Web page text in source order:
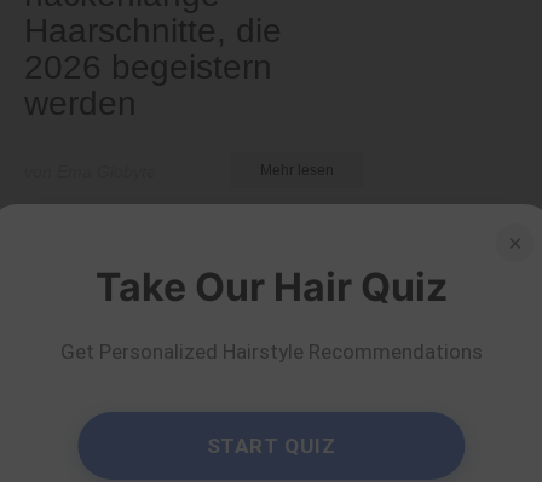
Haarschnitte, die
2026 begeistern
werden
×
Take Our Hair Quiz
Get Personalized Hairstyle Recommendations
START QUIZ